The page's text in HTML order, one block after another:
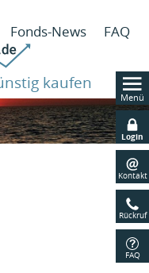
Fonds-News FAQ
kaufen
Login
Kontakt
Rückruf
FAQ
Menü